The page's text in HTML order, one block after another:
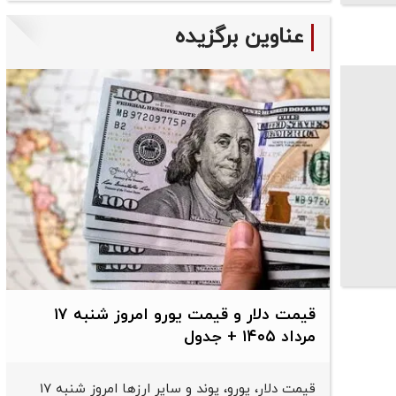
عناوین برگزیده
قیمت دلار و قیمت یورو امروز شنبه ۱۷
مرداد ۱۴۰۵ + جدول
قیمت دلار، یورو، پوند و سایر ارز‌ها امروز شنبه ۱۷